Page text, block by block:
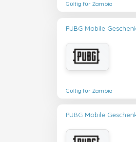
Gültig für Zambia
PUBG Mobile
Gültig für Zambia
PUBG Mobile